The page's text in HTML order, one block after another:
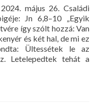
május 26. Családi
Jn 6,8–10 „Egyik
így szólt hozzá: Van
és két hal, de mi ez
Ültessétek le az
Letelepedtek tehát a